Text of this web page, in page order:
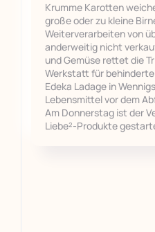
Krumme Karotten
große oder zu kleine
Weiterverarbeiten von
anderweitig nicht
und Gemüse rettet die
Werkstatt für
Edeka Ladage in
Lebensmittel vor dem
Am Donnerstag ist der
Liebe²-Produkte